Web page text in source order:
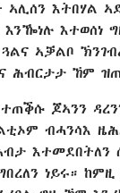
እትበሃል
እንዀነሉ እተወሰነ
ጓልና ኣቓልቦ
ሕብርታታ ኸም
ጆኣንን
ብሓንሳእ
እተመደበትለን
ነይሩ። ከምዚ